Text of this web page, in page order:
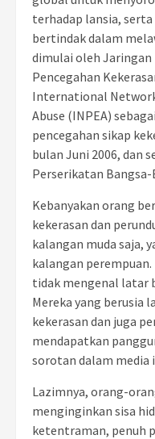
terhadap lansia,
bertindak dalam
dimulai oleh
Pencegahan
International
Abuse (INPEA)
pencegahan sikap
bulan Juni 2006, dan
Perserikatan Bangsa-
Kebanyakan orang
kekerasan dan
kalangan muda saja,
kalangan
tidak mengenal latar
Mereka yang berusia
kekerasan dan juga
mendapatkan
sorotan dalam media
Lazimnya, orang-
menginginkan sisa
ketentraman, penuh